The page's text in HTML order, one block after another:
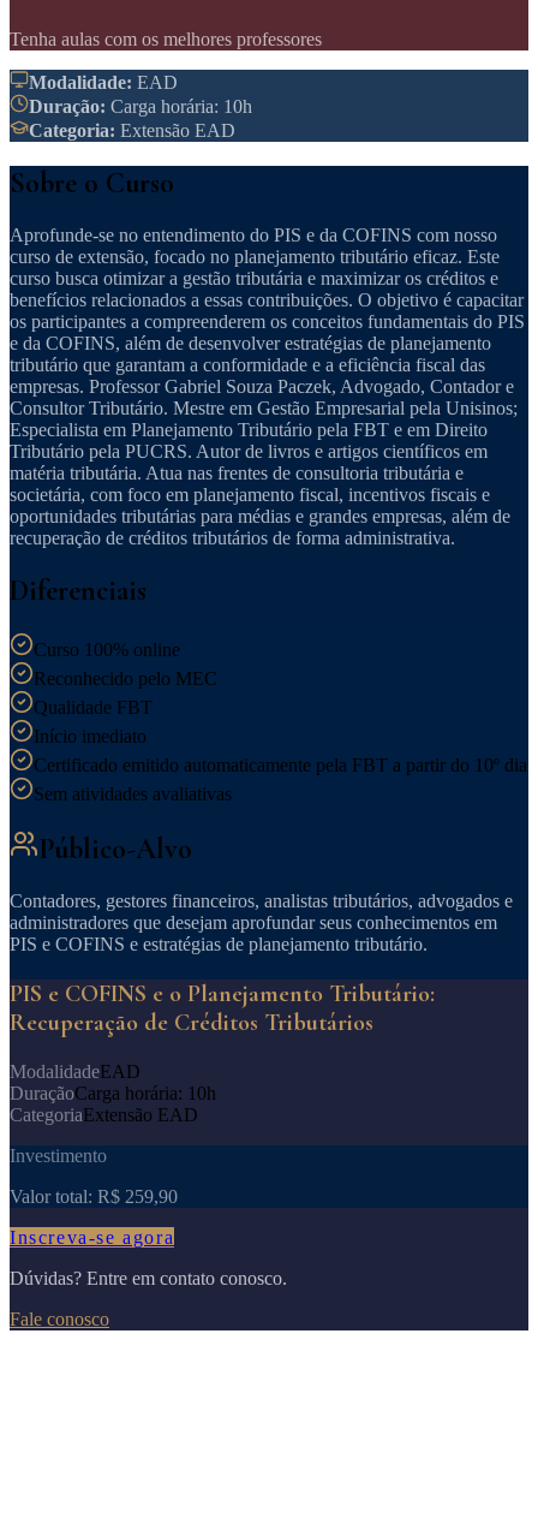
Tenha aulas com os melhores professores
Modalidade: EAD
Duração: Carga horária: 10h
Categoria: Extensão EAD
Sobre o Curso
Aprofunde-se no entendimento do PIS e da COFINS com nosso
curso de extensão, focado no planejamento tributário eficaz. Este
curso busca otimizar a gestão tributária e maximizar os créditos e
benefícios relacionados a essas contribuições. O objetivo é capacitar
os participantes a compreenderem os conceitos fundamentais do PIS
e da COFINS, além de desenvolver estratégias de planejamento
tributário que garantam a conformidade e a eficiência fiscal das
empresas. Professor Gabriel Souza Paczek, Advogado, Contador e
Consultor Tributário. Mestre em Gestão Empresarial pela Unisinos;
Especialista em Planejamento Tributário pela FBT e em Direito
Tributário pela PUCRS. Autor de livros e artigos científicos em
matéria tributária. Atua nas frentes de consultoria tributária e
societária, com foco em planejamento fiscal, incentivos fiscais e
oportunidades tributárias para médias e grandes empresas, além de
recuperação de créditos tributários de forma administrativa.
Diferenciais
Curso 100% online
Reconhecido pelo MEC
Qualidade FBT
Início imediato
Certificado emitido automaticamente pela FBT a partir do 10º dia
Sem atividades avaliativas
Público-Alvo
Contadores, gestores financeiros, analistas tributários, advogados e
administradores que desejam aprofundar seus conhecimentos em
PIS e COFINS e estratégias de planejamento tributário.
PIS e COFINS e o Planejamento Tributário:
Recuperação de Créditos Tributários
ModalidadeEAD
DuraçãoCarga horária: 10h
CategoriaExtensão EAD
Investimento
Valor total: R$ 259,90
Inscreva-se agora
Dúvidas? Entre em contato conosco.
Fale conosco